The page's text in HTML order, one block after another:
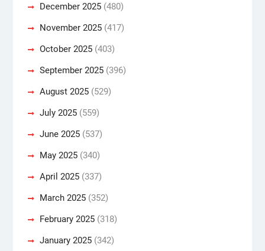
December 2025(480)
November 2025(417)
October 2025(403)
September 2025(396)
August 2025(529)
July 2025(559)
June 2025(537)
May 2025(340)
April 2025(337)
March 2025(352)
February 2025(318)
January 2025(342)